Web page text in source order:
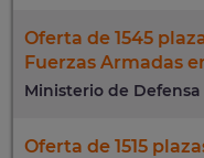
Oferta de 1545
Fuerzas Armadas
Ministerio de Defensa
Oferta de 1515